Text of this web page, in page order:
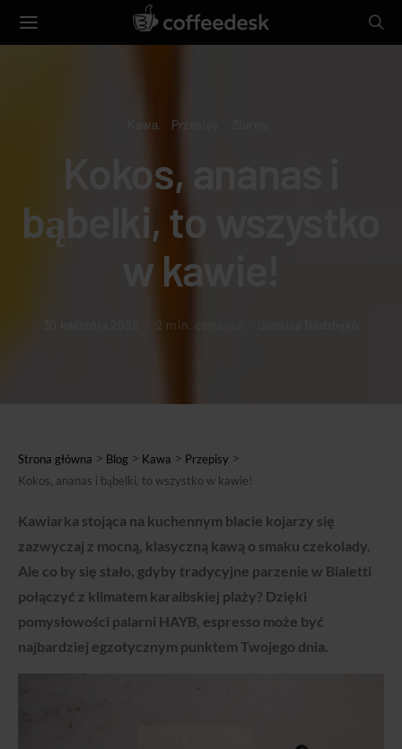
Kawa Przepisy
Kokos, ananas i
bąbelki, to wszystko
w kawie!
2 min. czytania
Strona główna > Blog > Kawa > Przepisy >
Kokos, ananas i bąbelki, to wszystko w kawie!
Kawiarka stojąca na kuchennym blacie kojarzy się
zazwyczaj z mocną, klasyczną kawą o smaku czekolady.
Ale co by się stało, gdyby tradycyjne parzenie w Bialetti
połączyć z klimatem karaibskiej plaży? Dzięki
pomysłowości palarni HAYB, espresso może być
najbardziej egzotycznym punktem Twojego dnia.